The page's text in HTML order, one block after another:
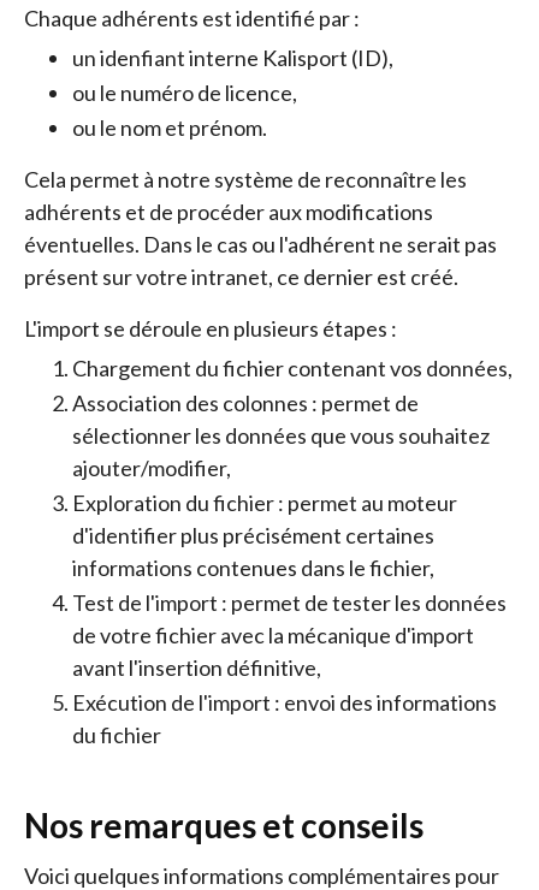
Chaque adhérents est identifié par :
un idenfiant interne Kalisport (ID),
ou le numéro de licence,
ou le nom et prénom.
Cela permet à notre système de reconnaître les
adhérents et de procéder aux modifications
éventuelles. Dans le cas ou l'adhérent ne serait pas
présent sur votre intranet, ce dernier est créé.
L'import se déroule en plusieurs étapes :
Chargement du fichier contenant vos données,
Association des colonnes : permet de
sélectionner les données que vous souhaitez
ajouter/modifier,
Exploration du fichier : permet au moteur
d'identifier plus précisément certaines
informations contenues dans le fichier,
Test de l'import : permet de tester les données
de votre fichier avec la mécanique d'import
avant l'insertion définitive,
Exécution de l'import : envoi des informations
du fichier
Nos remarques et conseils
Voici quelques informations complémentaires pour